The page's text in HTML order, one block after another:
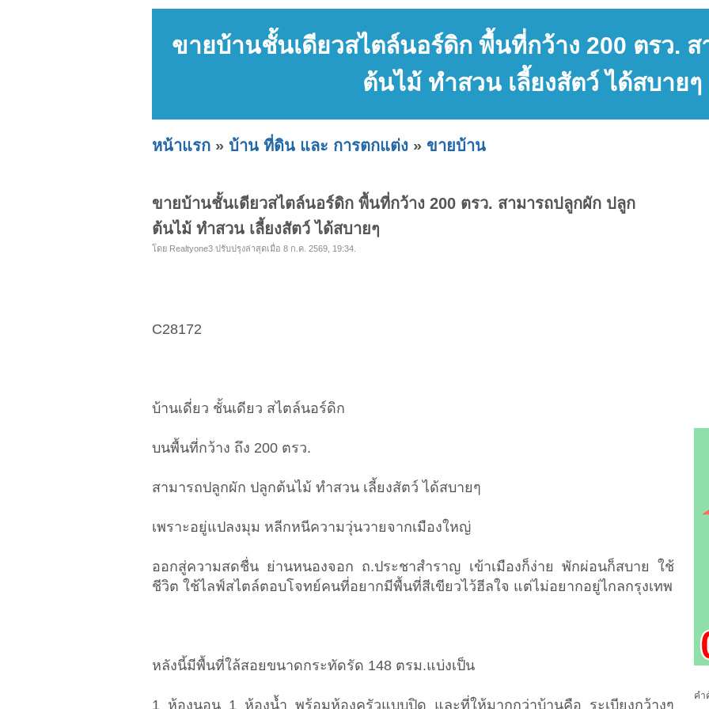
ขายบ้านชั้นเดียวสไตล์นอร์ดิก พื้นที่กว้าง 200 ตรว.
ต้นไม้ ทำสวน เลี้ยงสัตว์ ได้สบายๆ
หน้าแรก » บ้าน ที่ดิน และ การตกแต่ง » ขายบ้าน
ขายบ้านชั้นเดียวสไตล์นอร์ดิก พื้นที่กว้าง 200 ตรว. สามารถปลูกผัก ปลูก
ต้นไม้ ทำสวน เลี้ยงสัตว์ ได้สบายๆ
โดย Realtyone3 ปรับปรุงล่าสุดเมื่อ 8 ก.ค. 2569, 19:34.
C28172
บ้านเดี่ยว ชั้นเดียว สไตล์นอร์ดิก
บนพื้นที่กว้าง ถึง 200 ตรว.
สามารถปลูกผัก ปลูกต้นไม้ ทำสวน เลี้ยงสัตว์ ได้สบายๆ
เพราะอยู่แปลงมุม หลีกหนีความวุ่นวายจากเมืองใหญ่
ออกสู่ความสดชื่น ย่านหนองจอก ถ.ประชาสำราญ เข้าเมืองก็ง่าย พักผ่อนก็สบาย ใช้
ชีวิต ใช้ไลฟ์สไตล์ตอบโจทย์คนที่อยากมีพื้นที่สีเขียวไว้ฮีลใจ แต่ไม่อยากอยู่ไกลกรุงเทพ
หลังนี้มีพื้นที่ใล้สอยขนาดกระทัดรัด 148 ตรม.แบ่งเป็น
1 ห้องนอน 1 ห้องน้ำ พร้อมห้องครัวแบบปิด และที่ให้มากกว่าบ้านคือ ระเบียงกว้างๆ
คำ